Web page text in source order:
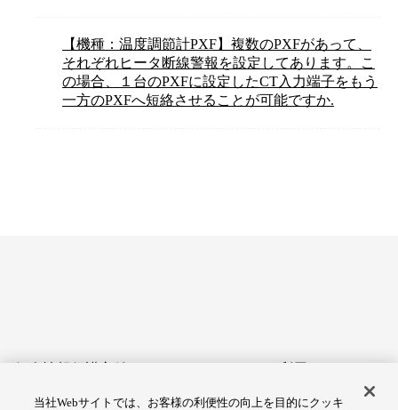
【機種：温度調節計PXF】複数のPXFがあって、
それぞれヒータ断線警報を設定してあります。こ
の場合、１台のPXFに設定したCT入力端子をもう
一方のPXFへ短絡させることが可能ですか.
当社Webサイトでは、お客様の利便性の向上を目的にクッキ